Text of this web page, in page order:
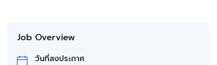
Job Overview
วันที่ลงประกาศ